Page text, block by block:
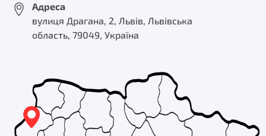
Адреса
вулиця Драгана, 2, Львів, Львівська
область, 79049, Україна